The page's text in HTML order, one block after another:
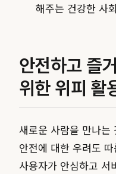
해주는 건강한 사
안전하고 즐
위한 위피 활
새로운 사람을 만나는
안전에 대한 우려도
사용자가 안심하고 서